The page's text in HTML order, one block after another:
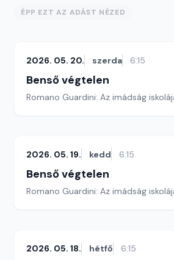
ÉPP EZT AZ ADÁST NÉZED
2026. 05. 20. szerda 6:15
Benső végtelen
2026. 05. 19. kedd 6:15
Benső végtelen
2026. 05. 18. hétfő 6:15